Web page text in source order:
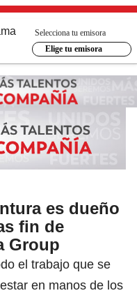
Selecciona tu emisora
Elige tu emisora
es dueño
fin de
Group
el trabajo que se
en manos de los